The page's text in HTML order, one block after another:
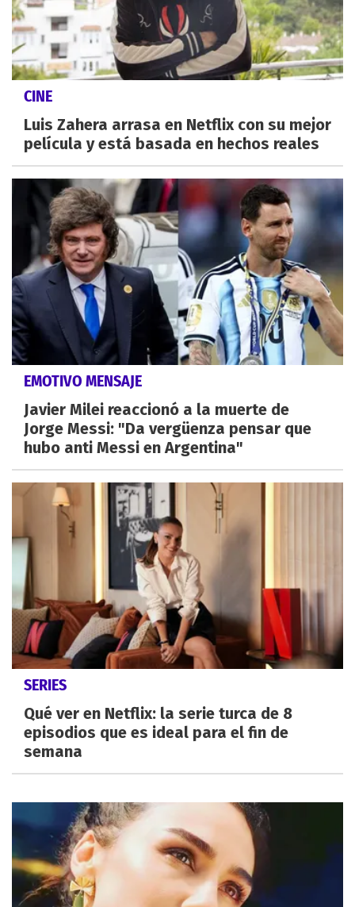
CINE
Luis Zahera arrasa en Netflix con su mejor
película y está basada en hechos reales
EMOTIVO MENSAJE
Javier Milei reaccionó a la muerte de
Jorge Messi: "Da vergüenza pensar que
hubo anti Messi en Argentina"
SERIES
Qué ver en Netflix: la serie turca de 8
episodios que es ideal para el fin de
semana